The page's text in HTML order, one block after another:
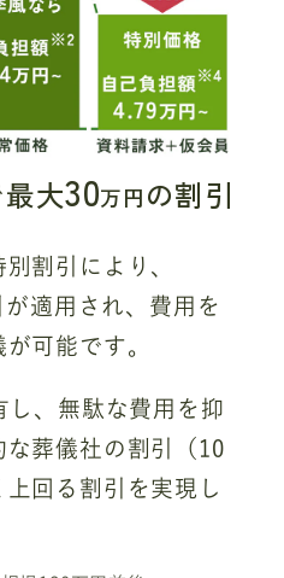
大30万円 の割引
割引により、
適用され、費用を
可能です。
し、無駄な費用を抑
な葬儀社の割引（10
回る割引を実現し